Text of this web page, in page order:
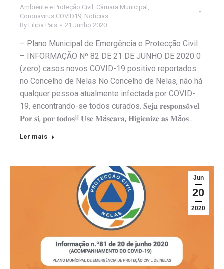
Ambiente e Proteção Civil Câmara Municipal
Coronavirus COVID19 Notícias
By Filipa Pais 21 Junho 2020
– Plano Municipal de Emergência e Protecção Civil
– INFORMAÇÃO Nº 82 DE 21 DE JUNHO DE 2020 0
(zero) casos novos COVID-19 positivo reportados
no Concelho de Nelas No Concelho de Nelas, não há
qualquer pessoa atualmente infectada por COVID-
19, encontrando-se todos curados. 𝐒𝐞𝐣𝐚 𝐫𝐞𝐬𝐩𝐨𝐧𝐬á𝐯𝐞𝐥.
𝐏𝐨𝐫 𝐬𝐢, 𝐩𝐨𝐫 𝐭𝐨𝐝𝐨𝐬‼️ 𝐔𝐬𝐞 𝐌á𝐬𝐜𝐚𝐫𝐚, 𝐇𝐢𝐠𝐢𝐞𝐧𝐢𝐳𝐞 𝐚𝐬 𝐌ã𝐨𝐬…
Ler mais
Jun
20
2020